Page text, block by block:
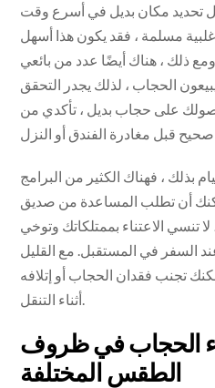
تحديد مكان بديل في أسرع وقت
مسلمة ، فقد يكون هذا أسهل
ذلك ، هناك أيضًا عدد من بائعي
الحجاب ، لذلك يجدر التحقق
على حجاب بديل ، تأكدي من
بذلك ، فهناك الكثير من البرامج
أن تطلب المساعدة من صديق
لا تنسي الاعتناء بممتلكاتك وتوخي
السفر في المستقبل. مع القليل
تجنب فقدان الحجاب أو إتلافه
الحجاب في ظروف
الطقس المختلفة